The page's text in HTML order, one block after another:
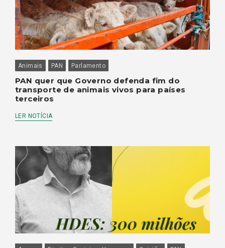
Animais PAN Parlamento
PAN quer que Governo defenda fim do
transporte de animais vivos para países
terceiros
LER NOTÍCIA